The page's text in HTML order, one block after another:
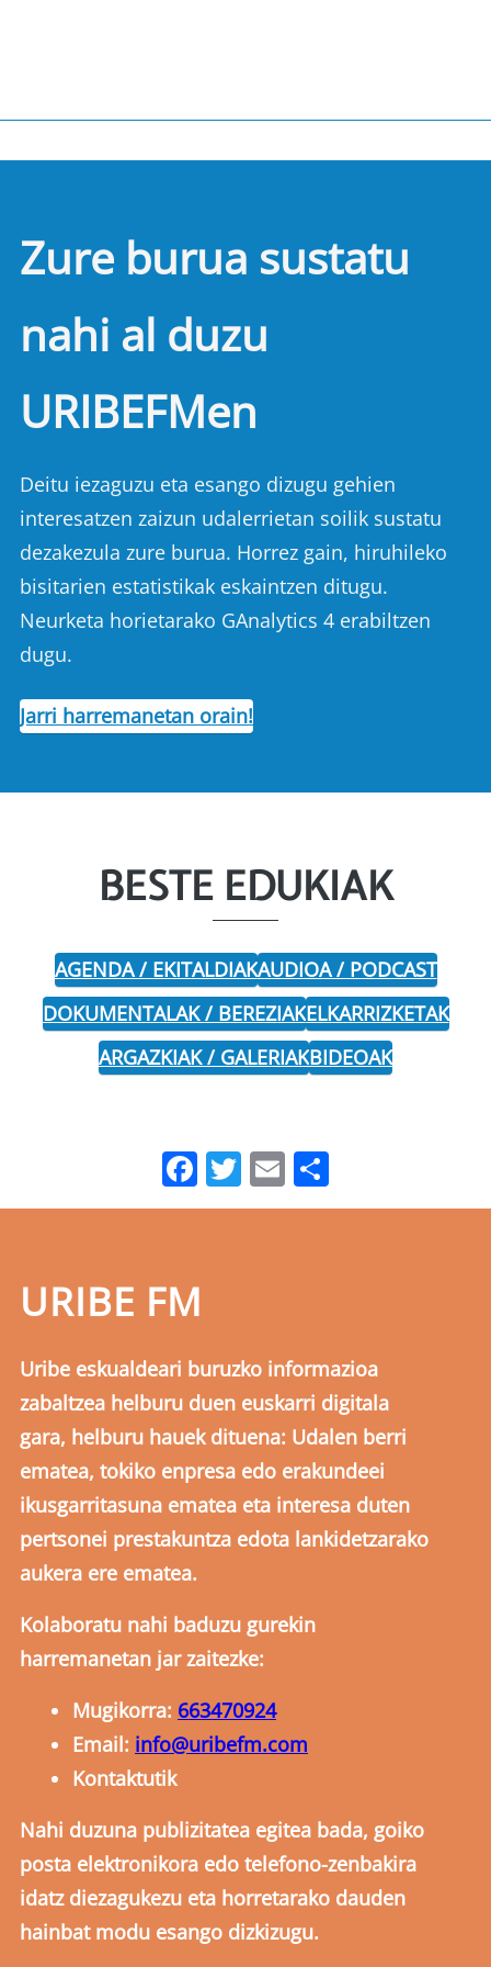
Zure burua sustatu
nahi al duzu
URIBEFMen
Deitu iezaguzu eta esango dizugu gehien
interesatzen zaizun udalerrietan soilik sustatu
dezakezula zure burua. Horrez gain, hiruhileko
bisitarien estatistikak eskaintzen ditugu.
Neurketa horietarako GAnalytics 4 erabiltzen
dugu.
Jarri harremanetan orain!
BESTE EDUKIAK
AGENDA / EKITALDIAKAUDIOA / PODCAST
DOKUMENTALAK / BEREZIAKELKARRIZKETAK
ARGAZKIAK / GALERIAKBIDEOAK
Facebook
Twitter
Email
URIBE FM
Uribe eskualdeari buruzko informazioa
zabaltzea helburu duen euskarri digitala
gara, helburu hauek dituena: Udalen berri
ematea, tokiko enpresa edo erakundeei
ikusgarritasuna ematea eta interesa duten
pertsonei prestakuntza edota lankidetzarako
aukera ere ematea.
Kolaboratu nahi baduzu gurekin
harremanetan jar zaitezke:
Mugikorra: 663470924
Email: info@uribefm.com
Kontaktutik
Nahi duzuna publizitatea egitea bada, goiko
posta elektronikora edo telefono-zenbakira
idatz diezagukezu eta horretarako dauden
hainbat modu esango dizkizugu.